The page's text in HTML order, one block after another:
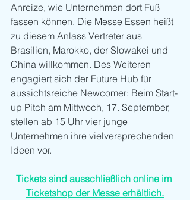
Anreize, wie Unternehmen dort Fuß
fassen können. Die Messe Essen heißt
zu diesem Anlass Vertreter aus
Brasilien, Marokko, der Slowakei und
China willkommen. Des Weiteren
engagiert sich der Future Hub für
aussichtsreiche Newcomer: Beim Start-
up Pitch am Mittwoch, 17. September,
stellen ab 15 Uhr vier junge
Unternehmen ihre vielversprechenden
Ideen vor.
Tickets sind ausschließlich online im
Ticketshop der Messe erhältlich.